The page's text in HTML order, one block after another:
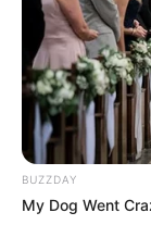
BUZZDAY
My Dog Went